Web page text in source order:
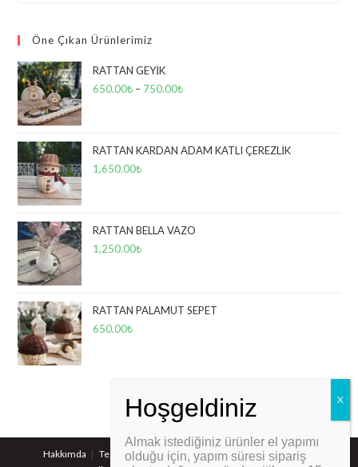
PCI-DSS Ödeme Güvenliği
Öne Çıkan Ürünlerimiz
RATTAN GEYİK
650.00₺ – 750.00₺
RATTAN KARDAN ADAM KATLI ÇEREZLİK
1,650.00₺
RATTAN BELLA VAZO
1,250.00₺
RATTAN PALAMUT SEPET
650.00₺
Hakkımda Teslimat Bilgisi
Gizlilik Ve Güvenlik Politikaları
Almak istediğiniz ürünler el yapımı
olduğu için, yapım süresi sipariş